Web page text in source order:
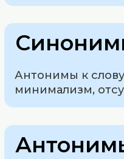
Антонимы к
минимализм,